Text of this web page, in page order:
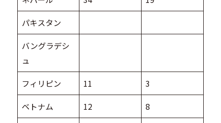
パキスタン
バングラデシ
ュ
フィリピン
11
3
ベトナム
12
8